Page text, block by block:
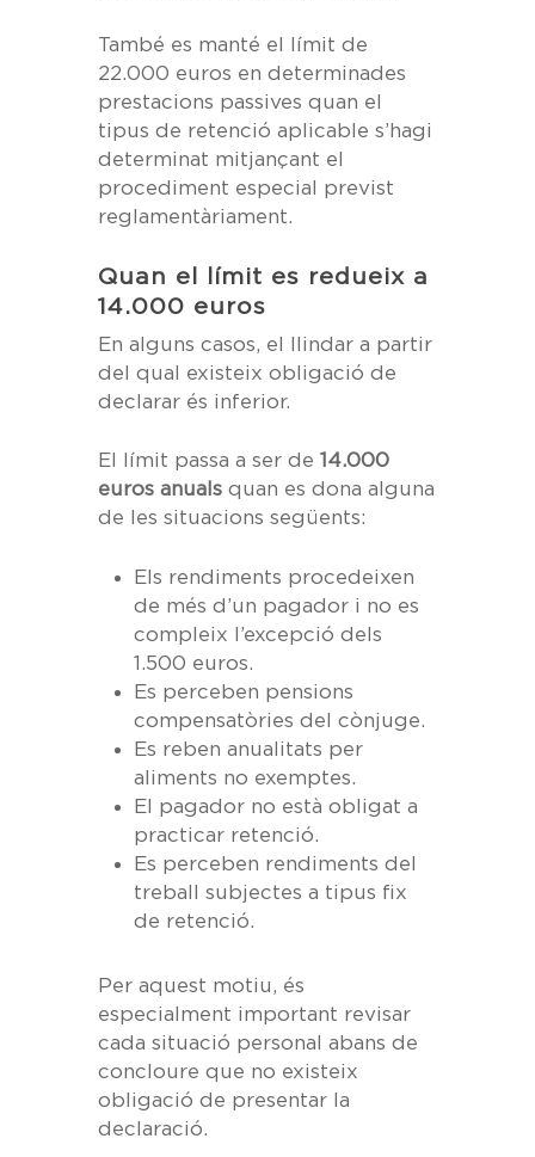
També es manté el límit de
22.000 euros en determinades
prestacions passives quan el
tipus de retenció aplicable s’hagi
determinat mitjançant el
procediment especial previst
reglamentàriament.
Quan el límit es redueix a
14.000 euros
En alguns casos, el llindar a partir
del qual existeix obligació de
declarar és inferior.
El límit passa a ser de14.000
euros anuals quan es dona alguna
de les situacions següents:
Els rendiments procedeixen
de més d’un pagador i no es
compleix l’excepció dels
1.500 euros.
Es perceben pensions
compensatòries del cònjuge.
Es reben anualitats per
aliments no exemptes.
El pagador no està obligat a
practicar retenció.
Es perceben rendiments del
treball subjectes a tipus fix
de retenció.
Per aquest motiu, és
especialment important revisar
cada situació personal abans de
concloure que no existeix
obligació de presentar la
declaració.
Serveis
Servei comptable
Servei fiscal
Empresa
Notícies